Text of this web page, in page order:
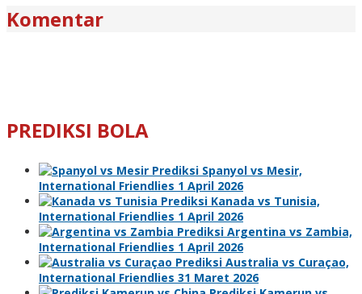
Komentar
PREDIKSI BOLA
Prediksi Spanyol vs Mesir,
International Friendlies 1 April 2026
Prediksi Kanada vs Tunisia,
International Friendlies 1 April 2026
Prediksi Argentina vs Zambia,
International Friendlies 1 April 2026
Prediksi Australia vs Curaçao,
International Friendlies 31 Maret 2026